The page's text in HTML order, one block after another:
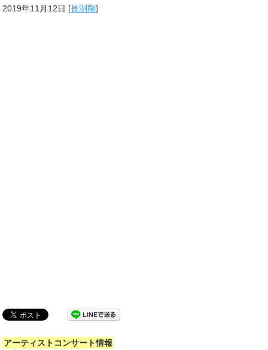
2019年11月12日 [長渕剛]
アーティストコンサート情報